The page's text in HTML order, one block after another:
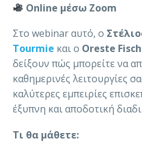
Online μέσω Zoom
Στο webinar αυτό, ο
Tourmie και ο Oreste
δείξουν πώς μπορείτε να
καθημερινές λειτουργίες
καλύτερες εμπειρίες
έξυπνη και αποδοτική
Τι θα μάθετε: